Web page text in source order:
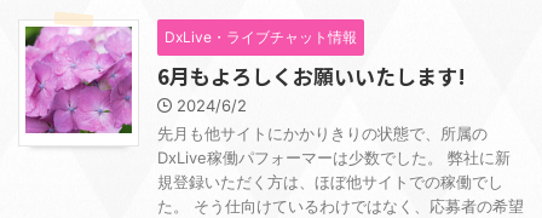
DxLive・ライブチャット情報
6月もよろしくお願いいたします!
2024/6/2
先月も他サイトにかかりきりの状態で、所属の
DxLive稼働パフォーマーは少数でした。 弊社に新
規登録いただく方は、ほぼ他サイトでの稼働でし
た。 そう仕向けているわけではなく、応募者の希望